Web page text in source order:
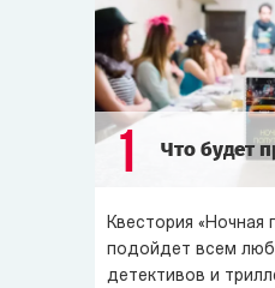
сообщили, что Талита Райс
самого моста, и просили за
откликнуться возможных
Газетные заголовки о
кто любил её яркий талант
Версии о причинах
официальных заявлений
Райс оказались очень
основная рабочая версия
1 Что будет
Квестория «Ночная
подойдет всем
детективов и